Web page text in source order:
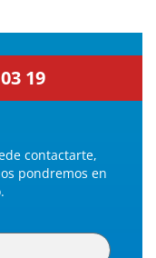
19
contactarte,
pondremos en